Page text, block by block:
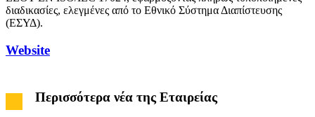
διαδικασίες, ελεγμένες από το Εθνικό Σύστημα Διαπίστευσης
(ΕΣΥΔ).
Website
Περισσότερα νέα της Εταιρείας